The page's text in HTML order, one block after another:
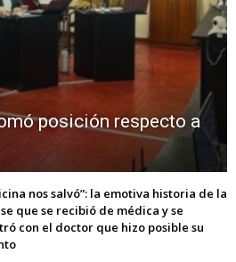
posición respecto a
nos salvó”: la emotiva historia de la
que se recibió de médica y se
con el doctor que hizo posible su